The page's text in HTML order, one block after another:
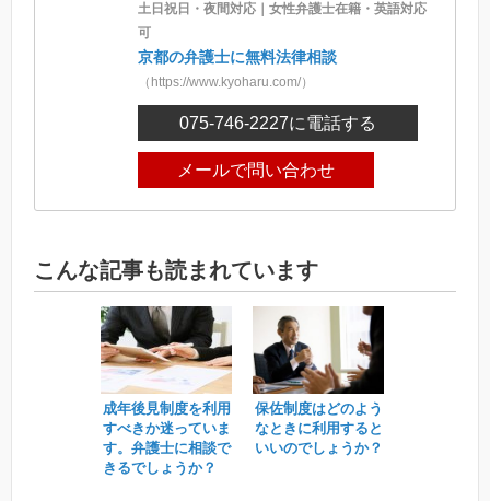
土日祝日・夜間対応｜女性弁護士在籍・英語対応
可
京都の弁護士に無料法律相談
（https://www.kyoharu.com/）
075-746-2227に電話する
メールで問い合わせ
こんな記事も読まれています
成年後見制度を利用
すべきか迷っていま
す。弁護士に相談で
きるでしょうか？
保佐制度はどのよう
なときに利用すると
いいのでしょうか？